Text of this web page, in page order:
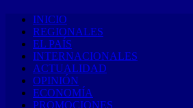
INICIO
REGIONALES
EL PAÍS
INTERNACIONALES
ACTUALIDAD
OPINIÓN
ECONOMÍA
PROMOCIONES